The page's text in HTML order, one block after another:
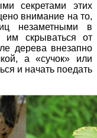
секретами этих
внимание на то,
незаметными в
им скрываться от
дерева внезапно
а «сучок» или
и начать поедать